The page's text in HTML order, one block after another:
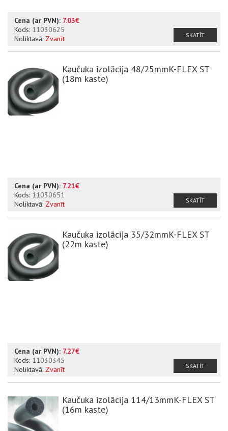
Cena (ar PVN): 7.03€
Kods: 11030625
Noliktavā: Zvanīt SKATĪT
Kaučuka izolācija 48/25mmK-FLEX ST
(18m kaste)
Cena (ar PVN): 7.21€
Kods: 11030651
Noliktavā: Zvanīt SKATĪT
Kaučuka izolācija 35/32mmK-FLEX ST
(22m kaste)
Cena (ar PVN): 7.27€
Kods: 11030345
Noliktavā: Zvanīt SKATĪT
Kaučuka izolācija 114/13mmK-FLEX ST
(16m kaste)